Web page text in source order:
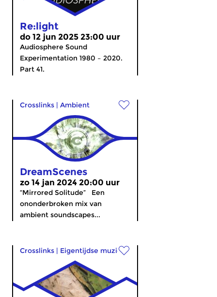
Re:light
do 12 jun 2025 23:00 uur
Audiosphere Sound
Experimentation 1980 – 2020.
Part 41.
Crosslinks | Ambient
DreamScenes
zo 14 jan 2024 20:00 uur
“Mirrored Solitude” Een
ononderbroken mix van
ambient soundscapes...
Crosslinks | Eigentijdse muziek